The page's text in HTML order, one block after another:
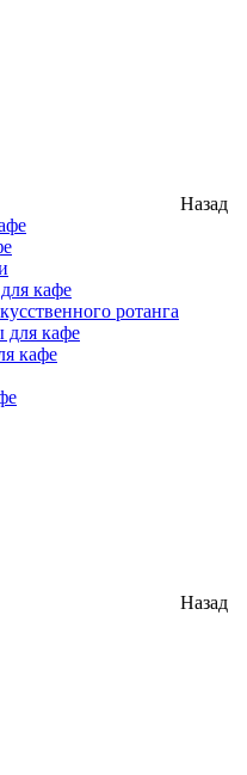
Назад
кафе
ротанга
для кафе
кафе
Назад